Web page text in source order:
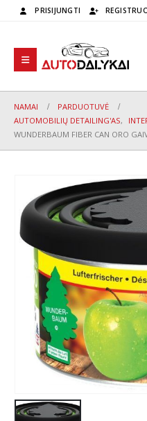
PRISIJUNGTI
NAMAI
PARDUOTUVĖ
AUTOMOBILIŲ DETAILING'AS,
WUNDERBAUM FIBER CAN ORO